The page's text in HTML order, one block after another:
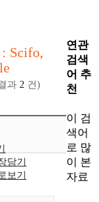
Scifo,
과 2 건)
담기
보기
연관
검색
어 추
천
이 검
색어
로 많
이 본
자료